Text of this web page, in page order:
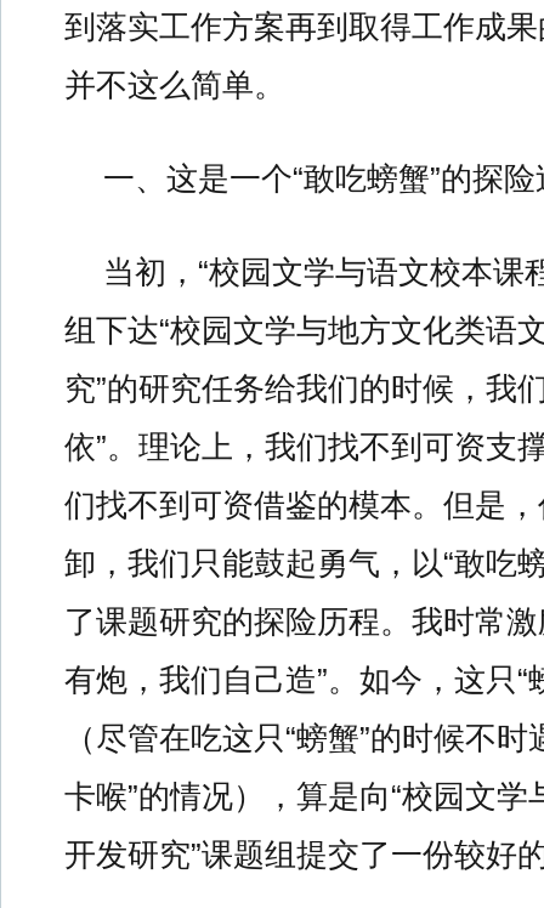
到落实工作方案再到取得工作成
并不这么简单。
一、这是一个“敢吃螃蟹”的探
当初，“校园文学与语文校本课
组下达“校园文学与地方文化类语
究”的研究任务给我们的时候，我
依”。理论上，我们找不到可资支
们找不到可资借鉴的模本。但是
卸，我们只能鼓起勇气，以“敢吃
了课题研究的探险历程。我时常
有炮，我们自己造”。如今，这只“
（尽管在吃这只“螃蟹”的时候不时
卡喉”的情况），算是向“校园文
开发研究”课题组提交了一份较好